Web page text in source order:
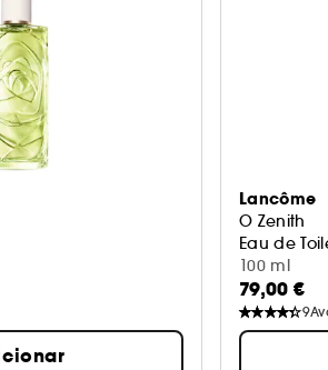
Lancôme
O Zenith
Eau de
100 ml
79,00 €
9